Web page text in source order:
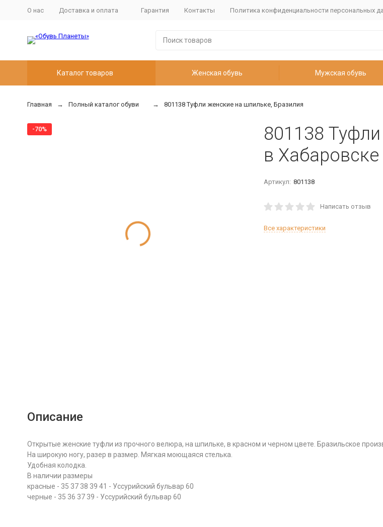
О нас Доставка и оплата Гарантия Контакты Политика конфиденциальности персональных
Каталог товаров Женская обувь Мужская обувь
Главная Полный каталог обуви 801138 Туфли женские на шпильке, Бразилия
-70%
801138
в Хабаровске
Артикул: 801138
Написать отзыв
Все характеристики
Описание
Открытые женские туфли из прочного велюра, на шпильке, в красном и черном цвете. Бразильское
На широкую ногу, разер в размер. Мягкая моющаяся стелька.
Удобная колодка.
В наличии размеры
красные - 35 37 38 39 41 - Уссурийский бульвар 60
черные - 35 36 37 39 - Уссурийский бульвар 60